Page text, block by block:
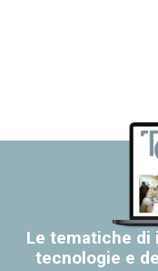
Le tematiche di
tecnologie e